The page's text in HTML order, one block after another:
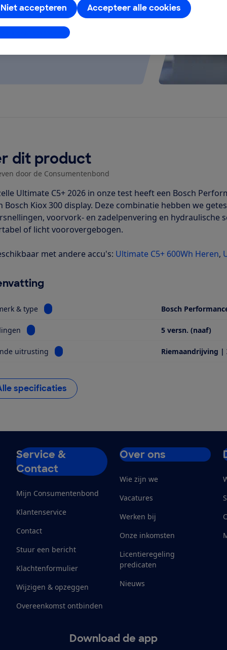
Accepteer alle cookies
Niet accepteren
aanpassen
dit product
door de Consumentenbond
Ultimate C5+ 2026 in onze test heeft een Bosch
Bosch Kiox 300 display. Deze combinatie hebben we
voorvork- en zadelpenvering en hydraulische
of licht voorovergebogen.
met andere accu's: Ultimate C5+ 600Wh Heren,
& type Bekijk informatie voor Motor, merk & type
Bosch
Bekijk informatie voor Versnellingen 5 versn. (naaf)
uitrusting Bekijk informatie voor Opvallende uitrusting
Riemaandrijving |
specificaties
Service &
Contact
Mijn Consumentenbond
Klantenservice
Contact
Stuur een bericht
Klachtenformulier
Wijzigen & opzeggen
Overeenkomst ontbinden
Over ons
Wie zijn we
Vacatures
Werken bij
Onze inkomsten
Licentieregeling
predicaten
Nieuws
Download de app